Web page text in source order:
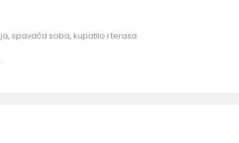
spavaća soba, kupatilo i terasa.